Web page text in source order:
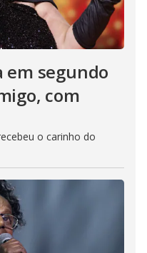
em segundo
com
o carinho do